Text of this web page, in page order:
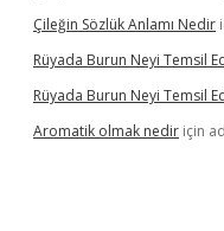
Çileğin Sözlük Anlamı Nedir
Rüyada Burun Neyi Temsil
Rüyada Burun Neyi Temsil
Aromatik olmak nedir için